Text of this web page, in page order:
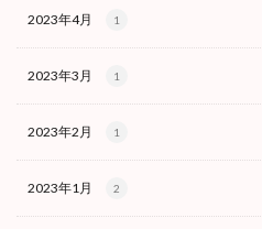
2023年4月 1
2023年3月 1
2023年2月 1
2023年1月 2